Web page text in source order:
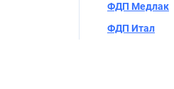
ФДП Медлак
ФДП Итал